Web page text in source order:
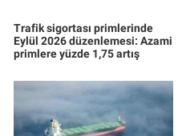
Trafik sigortası primlerinde
Eylül 2026 düzenlemesi: Azami
primlere yüzde 1,75 artış